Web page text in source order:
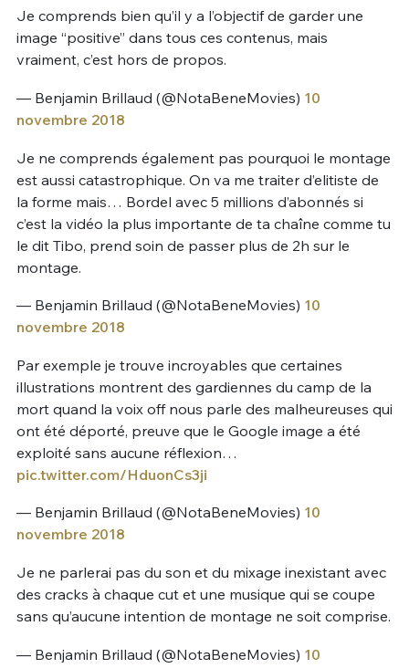
Je comprends bien qu’il y a l’objectif de garder une
image “positive” dans tous ces contenus, mais
vraiment, c’est hors de propos.
— Benjamin Brillaud (@NotaBeneMovies) 10
novembre 2018
Je ne comprends également pas pourquoi le montage
est aussi catastrophique. On va me traiter d’elitiste de
la forme mais… Bordel avec 5 millions d’abonnés si
c’est la vidéo la plus importante de ta chaîne comme tu
le dit Tibo, prend soin de passer plus de 2h sur le
montage.
— Benjamin Brillaud (@NotaBeneMovies) 10
novembre 2018
Par exemple je trouve incroyables que certaines
illustrations montrent des gardiennes du camp de la
mort quand la voix off nous parle des malheureuses qui
ont été déporté, preuve que le Google image a été
exploité sans aucune réflexion…
pic.twitter.com/HduonCs3ji
— Benjamin Brillaud (@NotaBeneMovies) 10
novembre 2018
Je ne parlerai pas du son et du mixage inexistant avec
des cracks à chaque cut et une musique qui se coupe
sans qu’aucune intention de montage ne soit comprise.
— Benjamin Brillaud (@NotaBeneMovies) 10